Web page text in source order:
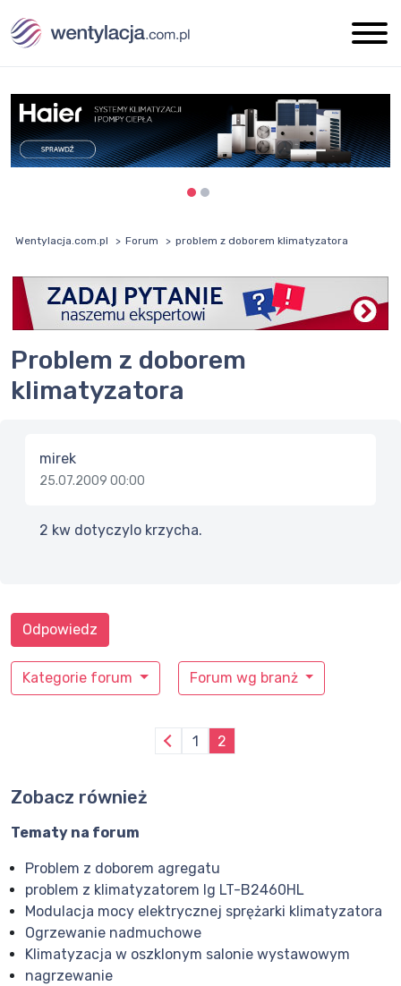
Wentylacja.com.pl Forum problem z doborem klimatyzatora
problem z doborem
klimatyzatora
mirek
25.07.2009 00:00
2 kw dotyczylo krzycha.
Kategorie forum Forum wg branż
Odpowiedz
1 2
Zobacz również
Tematy na forum
Problem z doborem agregatu
problem z klimatyzatorem lg LT-B2460HL
Modulacja mocy elektrycznej sprężarki klimatyzatora
Ogrzewanie nadmuchowe
Klimatyzacja w oszklonym salonie wystawowym
nagrzewanie